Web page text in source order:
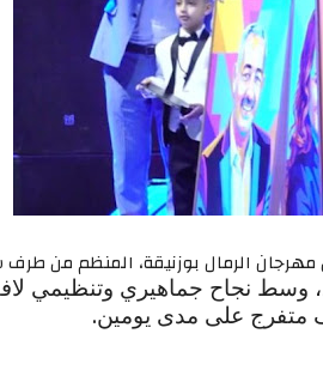
مهرجان الرمال بوزنيقة، المنظم من
وسط نجاح جماهيري وتنظيمي
.